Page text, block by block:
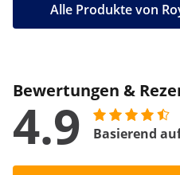
Alle Produkte von
Bewertungen &
4.9 Basierend